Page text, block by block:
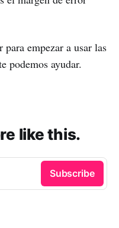
empezar a usar las
podemos ayudar.
like this.
Subscribe